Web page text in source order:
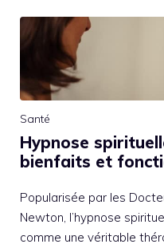
Santé
Hypnose
bienfaits et
Popularisée par les
Newton, l’hypnose
comme une véritable